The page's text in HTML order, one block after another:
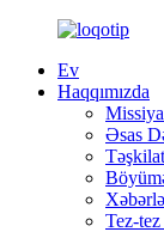
Ev
Haqqımızda
Əsas
Tez-